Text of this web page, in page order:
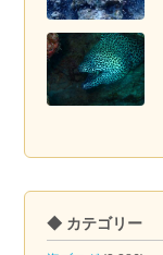
◆ カテゴリー